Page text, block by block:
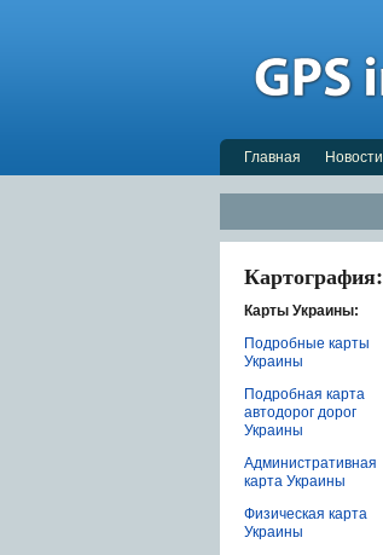
Главная Новости
Картография:
Карты Украины:
Подробные карты
Украины
Подробная карта
автодорог дорог
Украины
Административная
карта Украины
Физическая карта
Украины